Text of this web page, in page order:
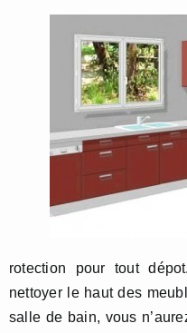
rotection pour tout
nettoyer le haut des
salle de bain, vous